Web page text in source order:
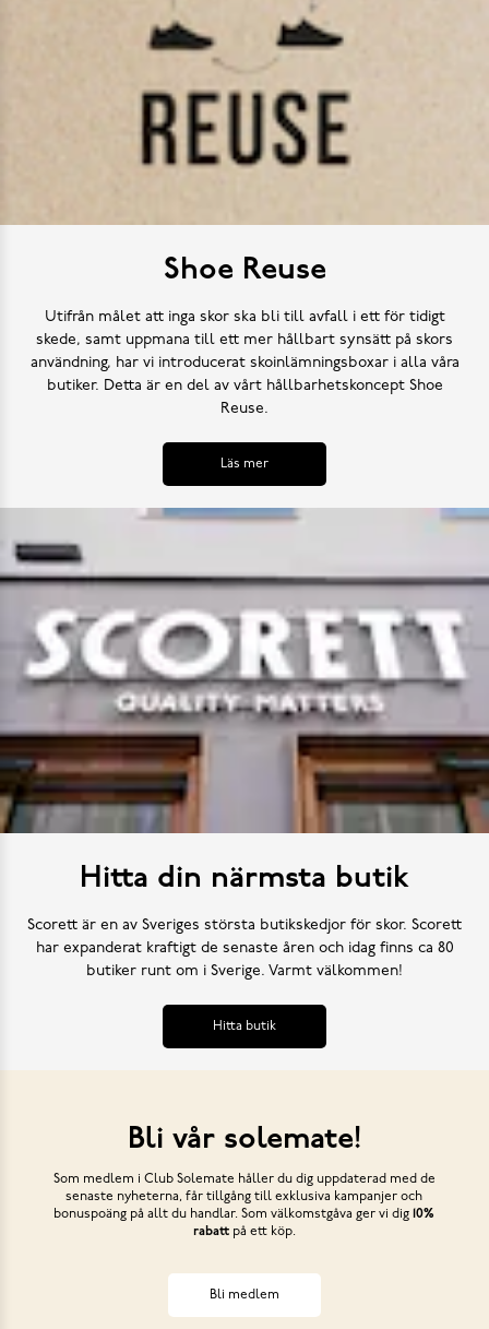
Shoe Reuse
Utifrån målet att inga skor ska bli till avfall i ett för tidigt
skede, samt uppmana till ett mer hållbart synsätt på skors
användning, har vi introducerat skoinlämningsboxar i alla våra
butiker. Detta är en del av vårt hållbarhetskoncept Shoe
Reuse.
Läs mer
Hitta din närmsta butik
Scorett är en av Sveriges största butikskedjor för skor. Scorett
har expanderat kraftigt de senaste åren och idag finns ca 80
butiker runt om i Sverige. Varmt välkommen!
Hitta butik
Bli vår solemate!
Som medlem i Club Solemate håller du dig uppdaterad med de
senaste nyheterna, får tillgång till exklusiva kampanjer och
bonuspoäng på allt du handlar. Som välkomstgåva ger vi dig10%
rabattpå ett köp.
Bli medlem